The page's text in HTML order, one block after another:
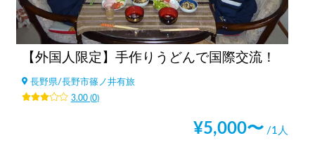
【外国人限定】手作りうどんで国際交流！
長野県/長野市篠ノ井有旅
3.00(0)
¥5,000〜 /1人